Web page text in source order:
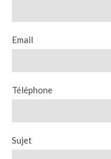
Email
Téléphone
Sujet